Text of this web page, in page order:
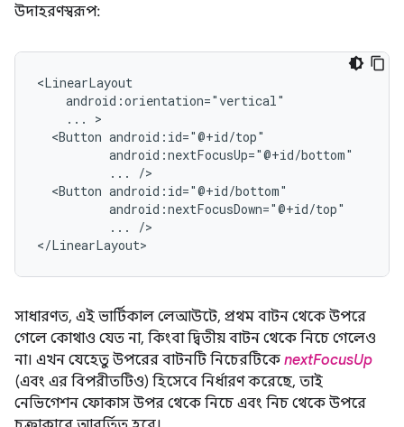
উদাহরণস্বরূপ:
...
<Button
...
<Button
...
/>
</LinearLayout>
সাধারণত, এই ভার্টিকাল লেআউটে, প্রথম বাটন থেকে উপরে
গেলে কোথাও যেত না, কিংবা দ্বিতীয় বাটন থেকে নিচে গেলেও
না। এখন যেহেতু উপরের বাটনটি নিচেরটিকে nextFocusUp
(এবং এর বিপরীতটিও) হিসেবে নির্ধারণ করেছে, তাই
নেভিগেশন ফোকাস উপর থেকে নিচে এবং নিচ থেকে উপরে